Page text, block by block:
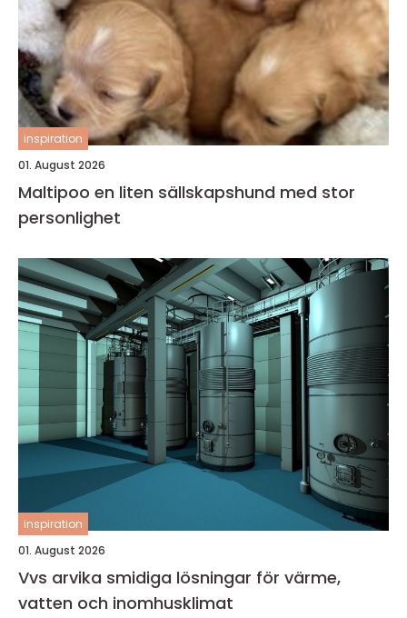
inspiration
01. August 2026
Maltipoo en liten sällskapshund med stor
personlighet
inspiration
01. August 2026
Vvs arvika smidiga lösningar för värme,
vatten och inomhusklimat